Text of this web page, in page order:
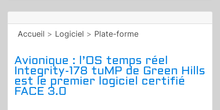
Accueil > Logiciel > Plate-forme
Avionique : l’OS temps réel
Integrity-178 tuMP de Green Hills
est le premier logiciel certifié
FACE 3.0